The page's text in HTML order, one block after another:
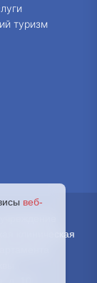
туризм
клиническая
веб-